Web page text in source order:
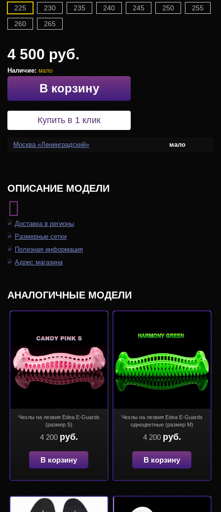
225 230 235 240 245 250
255
260
265
4 500 руб.
Наличие: мало
В корзину
Купить в 1 клик
Москва «Ленинградский» мало
ОПИСАНИЕ МОДЕЛИ
Доставка в регионы
Размерные сетки
Полезная информация
Адрес магазина
АНАЛОГИЧНЫЕ МОДЕЛИ
Чехлы на лезвия Edea E-Guards
(размер S)
4 200 руб.
В корзину
Чехлы на лезвия Edea E-Guards
одноцветные (размер М)
4 200 руб.
В корзину